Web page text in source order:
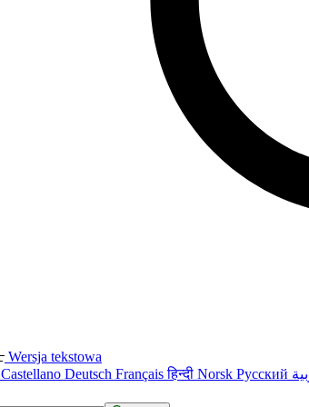
Wersja tekstowa
Castellano Deutsch Françaisहिन्दी Norsk Русский